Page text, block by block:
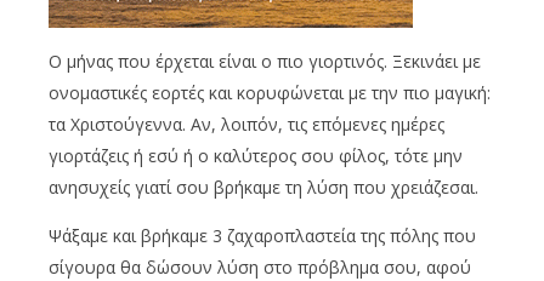
Ο μήνας που έρχεται είναι ο πιο γιορτινός. Ξεκινάει με
ονομαστικές εορτές και κορυφώνεται με την πιο μαγική:
τα Χριστούγεννα. Αν, λοιπόν, τις επόμενες ημέρες
γιορτάζεις ή εσύ ή ο καλύτερος σου φίλος, τότε μην
ανησυχείς γιατί σου βρήκαμε τη λύση που χρειάζεσαι.
Ψάξαμε και βρήκαμε 3 ζαχαροπλαστεία της πόλης που
σίγουρα θα δώσουν λύση στο πρόβλημα σου, αφού